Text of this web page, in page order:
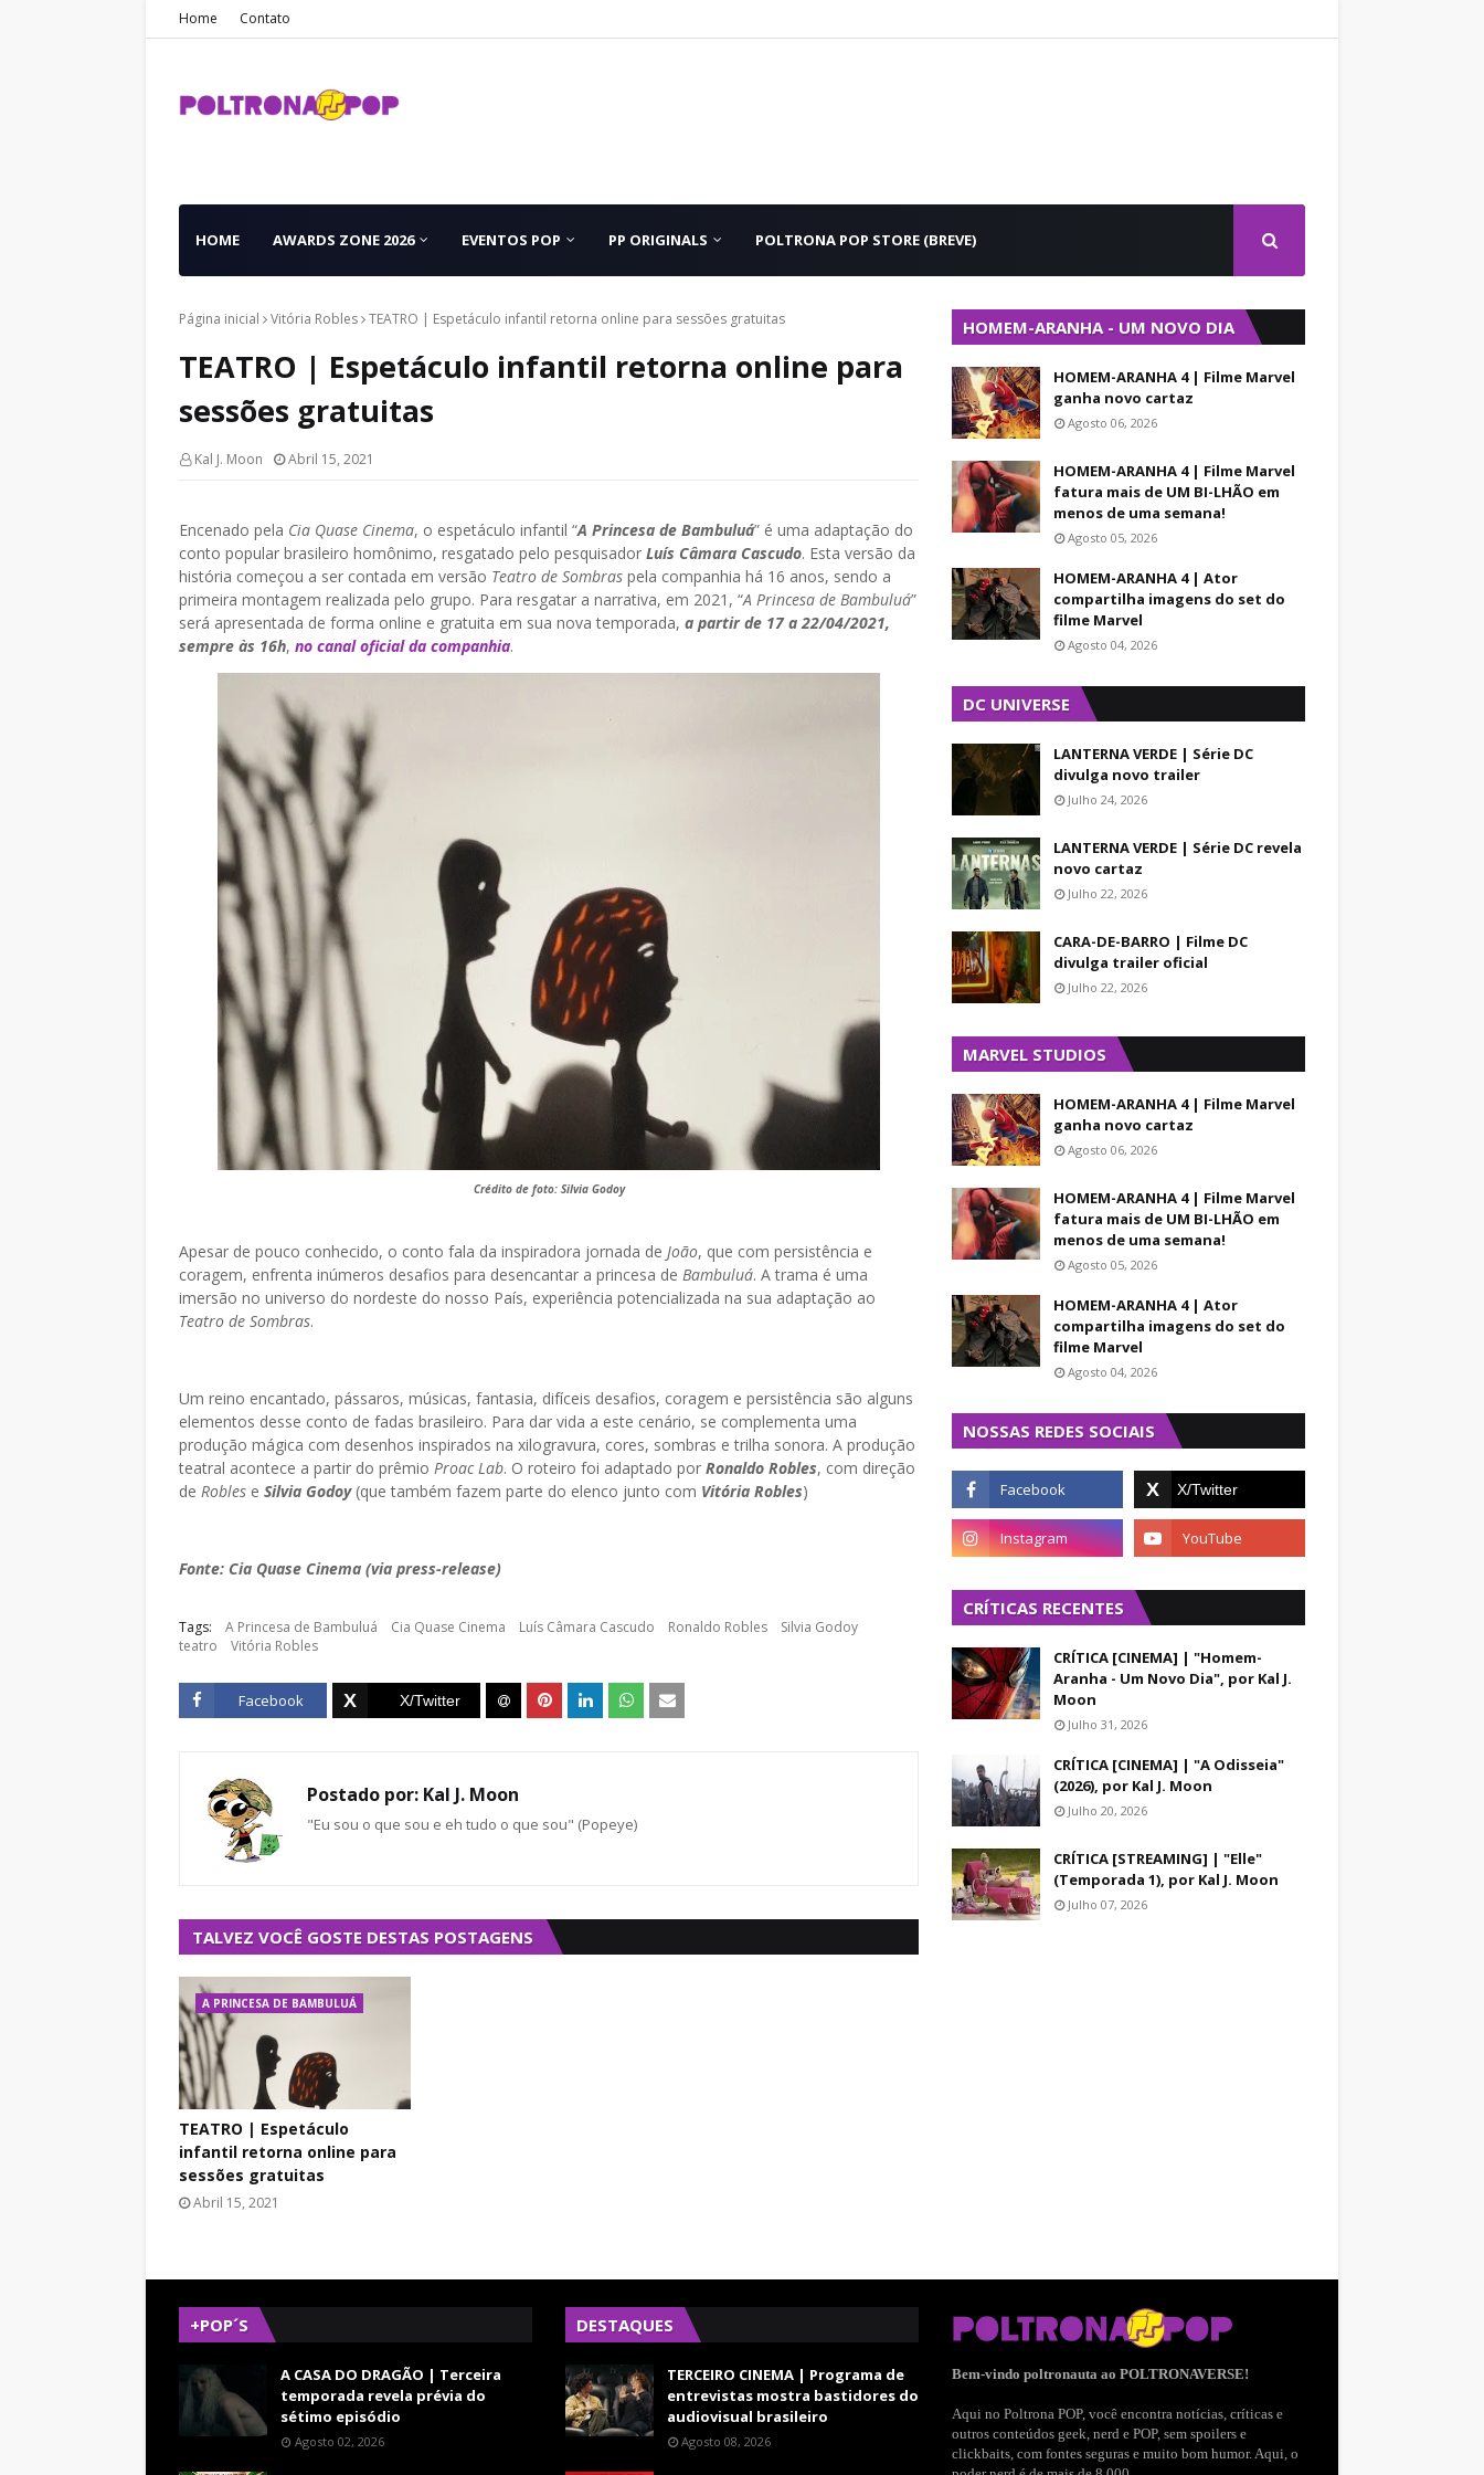
Home Contato
HOME AWARDS ZONE 2026 EVENTOS POP PP ORIGINALS POLTRONA POP STORE (BREVE)
Página inicial Vitória Robles TEATRO | Espetáculo infantil retorna online para sessões gratuitas
TEATRO | Espetáculo infantil retorna online para
sessões gratuitas
Kal J. Moon Abril 15, 2021
Encenado pela Cia Quase Cinema, o espetáculo infantil “A Princesa de Bambuluá” é uma adaptação do
conto popular brasileiro homônimo, resgatado pelo pesquisador Luís Câmara Cascudo. Esta versão da
história começou a ser contada em versão Teatro de Sombras pela companhia há 16 anos, sendo a
primeira montagem realizada pelo grupo. Para resgatar a narrativa, em 2021, “A Princesa de Bambuluá”
será apresentada de forma online e gratuita em sua nova temporada, a partir de 17 a 22/04/2021,
sempre às 16h, no canal oficial da companhia.
Crédito de foto: Silvia Godoy
Apesar de pouco conhecido, o conto fala da inspiradora jornada de João, que com persistência e
coragem, enfrenta inúmeros desafios para desencantar a princesa de Bambuluá. A trama é uma
imersão no universo do nordeste do nosso País, experiência potencializada na sua adaptação ao
Teatro de Sombras.
Um reino encantado, pássaros, músicas, fantasia, difíceis desafios, coragem e persistência são alguns
elementos desse conto de fadas brasileiro. Para dar vida a este cenário, se complementa uma
produção mágica com desenhos inspirados na xilogravura, cores, sombras e trilha sonora. A produção
teatral acontece a partir do prêmio Proac Lab. O roteiro foi adaptado por Ronaldo Robles, com direção
de Robles e Silvia Godoy(que também fazem parte do elenco junto com Vitória Robles)
Fonte: Cia Quase Cinema (via press-release)
Tags: A Princesa de Bambuluá Cia Quase Cinema Luís Câmara Cascudo Ronaldo Robles
Silvia Godoy
teatro
Vitória Robles
Facebook
Postado por: Kal J. Moon
"Eu sou o que sou e eh tudo o que sou" (Popeye)
TALVEZ VOCÊ GOSTE DESTAS POSTAGENS
A PRINCESA DE BAMBULUÁ
TEATRO | Espetáculo
infantil retorna online para
sessões gratuitas
Abril 15, 2021
HOMEM-ARANHA - UM NOVO DIA
HOMEM-ARANHA 4 | Filme Marvel
ganha novo cartaz
Agosto 06, 2026
HOMEM-ARANHA 4 | Filme Marvel
fatura mais de UM BI-LHÃO em
menos de uma semana!
Agosto 05, 2026
HOMEM-ARANHA 4 | Ator
compartilha imagens do set do
filme Marvel
Agosto 04, 2026
DC UNIVERSE
LANTERNA VERDE | Série DC
divulga novo trailer
Julho 24, 2026
LANTERNA VERDE | Série DC revela
novo cartaz
Julho 22, 2026
CARA-DE-BARRO | Filme DC
divulga trailer oficial
Julho 22, 2026
MARVEL STUDIOS
HOMEM-ARANHA 4 | Filme Marvel
ganha novo cartaz
Agosto 06, 2026
HOMEM-ARANHA 4 | Filme Marvel
fatura mais de UM BI-LHÃO em
menos de uma semana!
Agosto 05, 2026
HOMEM-ARANHA 4 | Ator
compartilha imagens do set do
filme Marvel
Agosto 04, 2026
NOSSAS REDES SOCIAIS
CRÍTICAS RECENTES
CRÍTICA [CINEMA] | "Homem-
Aranha - Um Novo Dia", por Kal J.
Moon
Julho 31, 2026
CRÍTICA [CINEMA] | "A Odisseia"
(2026), por Kal J. Moon
Julho 20, 2026
CRÍTICA [STREAMING] | "Elle"
(Temporada 1), por Kal J. Moon
Julho 07, 2026
+POP´S
A CASA DO DRAGÃO | Terceira
temporada revela prévia do
sétimo episódio
Agosto 02, 2026
DESTAQUES
TERCEIRO CINEMA | Programa de
entrevistas mostra bastidores do
audiovisual brasileiro
Agosto 08, 2026
Bem-vindo poltronauta ao POLTRONAVERSE!
Aqui no Poltrona POP, você encontra notícias, críticas e
outros conteúdos geek, nerd e POP, sem spoilers e
clickbaits, com fontes seguras e muito bom humor. Aqui, o